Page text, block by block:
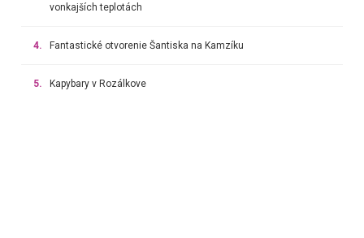
vonkajších teplotách
4. Fantastické otvorenie Šantiska na Kamzíku
5. Kapybary v Rozálkove